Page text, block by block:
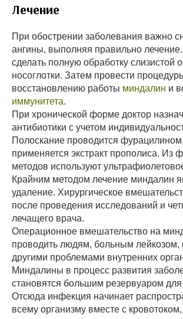
Лечение
При обострении заболевания важно
ангины, выполняя правильно
сделать полную обработку слизистой
носоглотки. Затем провести
восстановлению работы миндалин и
иммунитета.
При хронической форме доктор
антибиотики с учетом
Полоскание проводится
применяется экстракт прополиса. Из
методов используют
Крайним методом лечение миндалин
удаление. Хирургическое
после проведения исследований и
лечащего врача.
Операционное вмешательство на
проводить людям, больным лейкозом,
другими проблемами внутренних
Миндалины в процесс развития
становятся большим резервуаром для
Отсюда инфекция начинает
всему организму вместе с